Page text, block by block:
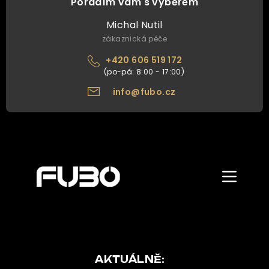
Michal Nutil
zákaznická péče
+420 606 519 172
info@fubo.cz
NAŠE NABÍDKA
Zobrazit/
menu
AKTUÁLNĚ: